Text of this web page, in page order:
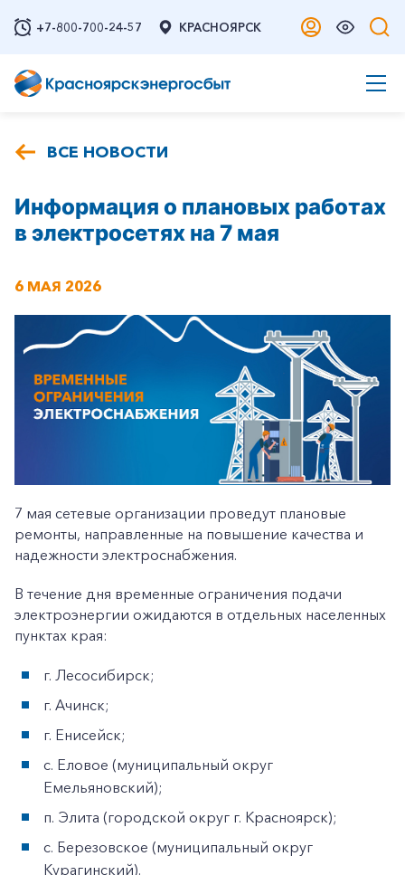
+7-800-700-24-57 КРАСНОЯРСК
ВСЕ НОВОСТИ
Информация о плановых работах
в электросетях на 7 мая
6 МАЯ 2026
7 мая сетевые организации проведут плановые
ремонты, направленные на повышение качества и
надежности электроснабжения.
В течение дня временные ограничения подачи
электроэнергии ожидаются в отдельных населенных
пунктах края:
г. Лесосибирск;
г. Ачинск;
г. Енисейск;
с. Еловое (муниципальный округ
Емельяновский);
п. Элита (городской округ г. Красноярск);
с. Березовское (муниципальный округ
Курагинский).